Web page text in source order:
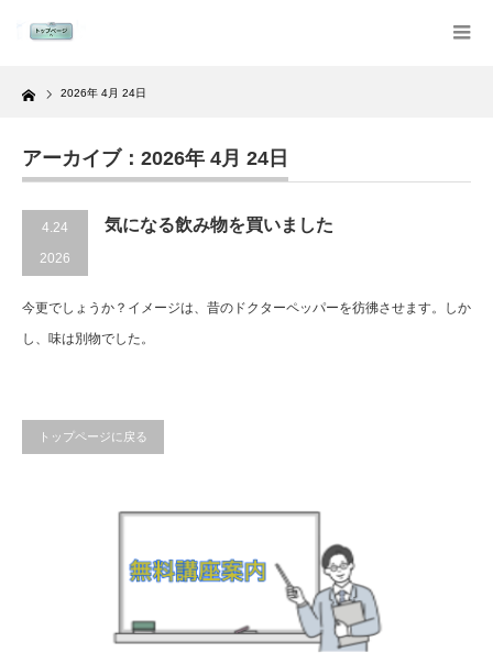
Home 2026年 4月 24日
アーカイブ：2026年 4月 24日
4.24
2026
気になる飲み物を買いました
今更でしょうか？イメージは、昔のドクターペッパーを彷彿させます。しか
し、味は別物でした。
トップページに戻る